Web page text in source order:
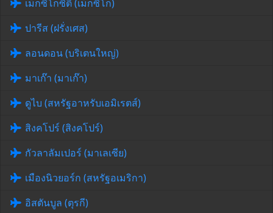
เม็กซิโกซิตี้ (เม็กซิโก)
ปารีส (ฝรั่งเศส)
ลอนดอน (บริเตนใหญ่)
มาเก๊า (มาเก๊า)
ดูไบ (สหรัฐอาหรับเอมิเรตส์)
สิงคโปร์ (สิงคโปร์)
กัวลาลัมเปอร์ (มาเลเซีย)
เมืองนิวยอร์ก (สหรัฐอเมริกา)
อิสตันบูล (ตุรกี)